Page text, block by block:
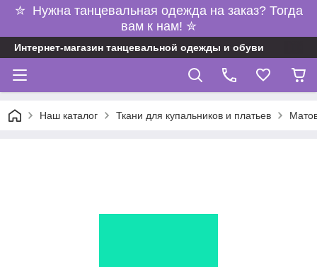
✮ Нужна танцевальная одежда на заказ? Тогда
вам к нам! ✮
Интернет-магазин танцевальной одежды и обуви
Наш каталог Ткани для купальников и платьев